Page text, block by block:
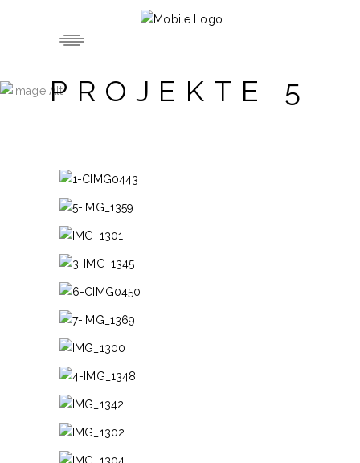
PROJEKTE 5